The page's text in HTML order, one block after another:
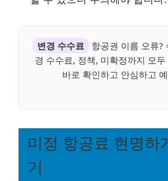
변경 수수료
항공권 이름 오류?
경 수수료, 정책, 미확정까지 모
바로 확인하고 안심하고
미정 항공료 현명하
기